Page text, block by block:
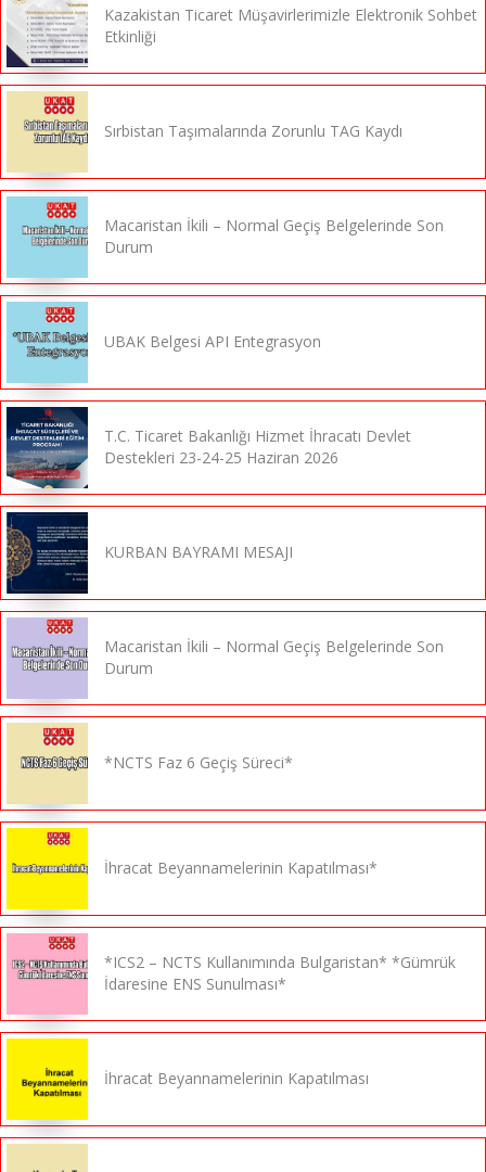
Kazakistan Ticaret Müşavirlerimizle Elektronik Sohbet
Etkinliği
Sırbistan Taşımalarında Zorunlu TAG Kaydı
Macaristan İkili – Normal Geçiş Belgelerinde Son
Durum
UBAK Belgesi API Entegrasyon
T.C. Ticaret Bakanlığı Hizmet İhracatı Devlet
Destekleri 23-24-25 Haziran 2026
KURBAN BAYRAMI MESAJI
Macaristan İkili – Normal Geçiş Belgelerinde Son
Durum
*NCTS Faz 6 Geçiş Süreci*
İhracat Beyannamelerinin Kapatılması*
*ICS2 – NCTS Kullanımında Bulgaristan* *Gümrük
İdaresine ENS Sunulması*
İhracat Beyannamelerinin Kapatılması